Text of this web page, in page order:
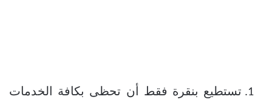
تستطيع بنقرة فقط أن تحظى بكافة الخدمات